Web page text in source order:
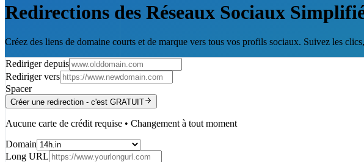
Redirections des Réseaux Sociaux
Créez des liens de domaine courts et de marque vers tous vos profils sociaux. Suivez les
Rediriger depuis
Rediriger vers
Spacer
Créer une redirection - c'est GRATUIT
Aucune carte de crédit requise • Changement à tout moment
Domain
Long URL